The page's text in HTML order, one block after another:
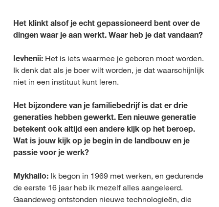
Het klinkt alsof je echt gepassioneerd bent over de
dingen waar je aan werkt. Waar heb je dat vandaan?
Ievhenii: Het is iets waarmee je geboren moet worden.
Ik denk dat als je boer wilt worden, je dat waarschijnlijk
niet in een instituut kunt leren.
Het bijzondere van je familiebedrijf is dat er drie
generaties hebben gewerkt. Een nieuwe generatie
betekent ook altijd een andere kijk op het beroep.
Wat is jouw kijk op je begin in de landbouw en je
passie voor je werk?
Mykhailo: Ik begon in 1969 met werken, en gedurende
de eerste 16 jaar heb ik mezelf alles aangeleerd.
Gaandeweg ontstonden nieuwe technologieën, die